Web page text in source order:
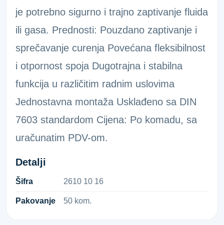
je potrebno sigurno i trajno zaptivanje fluida
ili gasa. Prednosti: Pouzdano zaptivanje i
sprečavanje curenja Povećana fleksibilnost
i otpornost spoja Dugotrajna i stabilna
funkcija u različitim radnim uslovima
Jednostavna montaža Usklađeno sa DIN
7603 standardom Cijena: Po komadu, sa
uračunatim PDV-om.
Detalji
Šifra 2​6​1​0​ ​1​0​ ​1​6​
Pakovanje 50 kom.